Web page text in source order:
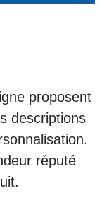
proposent
descriptions
réputé